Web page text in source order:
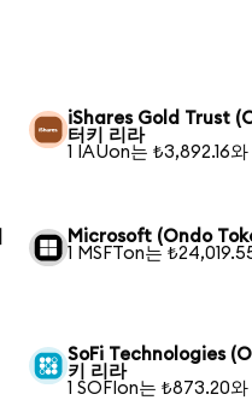
iShares Gold Trust
터키 리라
1 IAUon는 ₺3,892.16와
Microsoft (Ondo
1 MSFTon는
SoFi Technologies
키 리라
1 SOFIon는 ₺873.20와